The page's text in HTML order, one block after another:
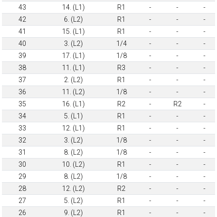
43
14. (L1) R1 - -
-
42
6. (L2) R1 - -
-
41
15. (L1) R1 - -
-
40
3. (L2) 1/4 - -
-
39
17. (L1) 1/8 - -
-
38
11. (L1) R3 - -
-
37
2. (L2) R1 - -
-
36
11. (L2) 1/8 - -
-
35
16. (L1) R2 - R2
-
34
5. (L1) R1 - -
-
33
12. (L1) R1 - -
-
32
3. (L2) 1/8 - -
-
31
8. (L2) 1/8 - -
-
30
10. (L2) R1 - -
-
29
8. (L2) 1/8 - -
-
28
12. (L2) R2 - -
-
27
5. (L2) R1 - -
-
26
9. (L2) R1 - -
-